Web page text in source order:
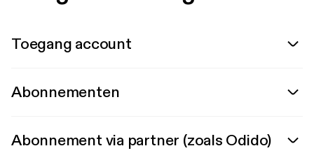
Toegang account
Abonnementen
Abonnement via partner (zoals Odido)